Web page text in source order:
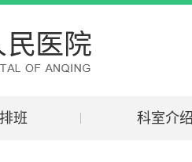
班 科室介绍